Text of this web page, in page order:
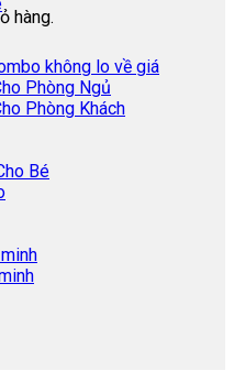
hàng.
không lo về giá
Phòng Ngủ
Phòng Khách
Bé